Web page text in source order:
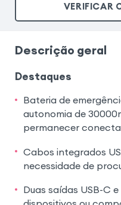
VERIFICAR
Descrição geral
Destaques
Bateria de
autonomia de
permanecer
Cabos integrados
necessidade de
Duas saídas USB-C